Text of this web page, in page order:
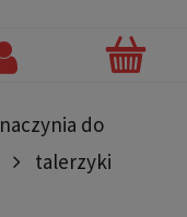
naczynia do
talerzyki